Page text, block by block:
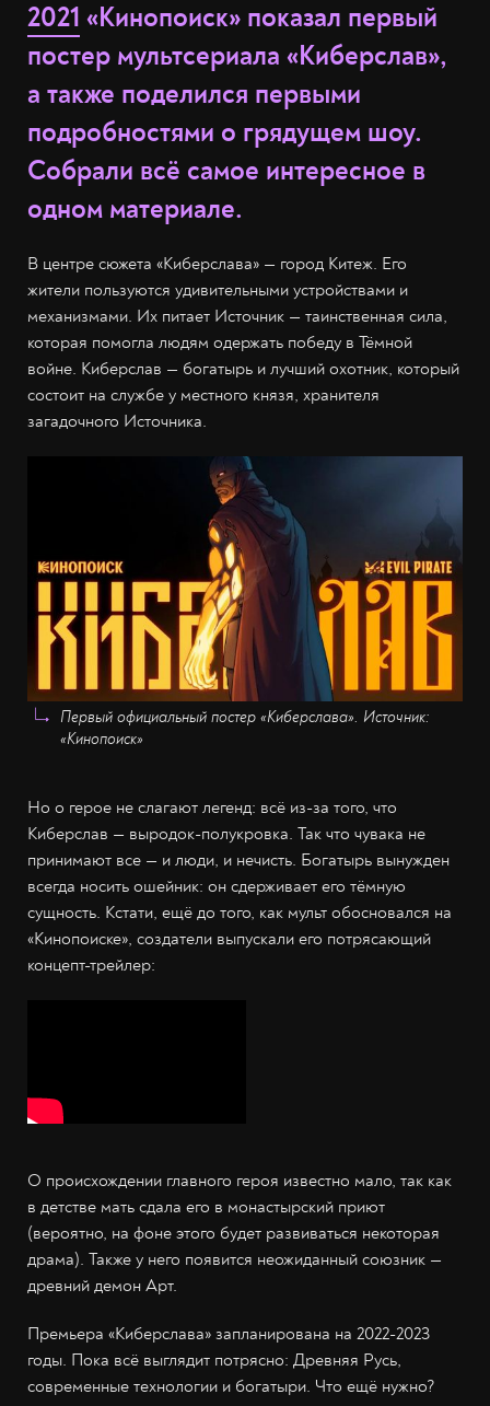
2021 «Кинопоиск» показал первый
постер мультсериала «Киберслав»,
а также поделился первыми
подробностями о грядущем шоу.
Собрали всё самое интересное в
одном материале.
В центре сюжета «Киберслава» — город Китеж. Его
жители пользуются удивительными устройствами и
механизмами. Их питает Источник — таинственная сила,
которая помогла людям одержать победу в Тёмной
войне. Киберслав — богатырь и лучший охотник, который
состоит на службе у местного князя, хранителя
загадочного Источника.
Первый официальный постер «Киберслава». Источник:
«Кинопоиск»
Но о герое не слагают легенд: всё из-за того, что
Киберслав — выродок-полукровка. Так что чувака не
принимают все — и люди, и нечисть. Богатырь вынужден
всегда носить ошейник: он сдерживает его тёмную
сущность. Кстати, ещё до того, как мульт обосновался на
«Кинопоиске», создатели выпускали его потрясающий
концепт-трейлер:
О происхождении главного героя известно мало, так как
в детстве мать сдала его в монастырский приют
(вероятно, на фоне этого будет развиваться некоторая
драма). Также у него появится неожиданный союзник —
древний демон Арт.
Премьера «Киберслава» запланирована на 2022-2023
годы. Пока всё выглядит потрясно: Древняя Русь,
современные технологии и богатыри. Что ещё нужно?